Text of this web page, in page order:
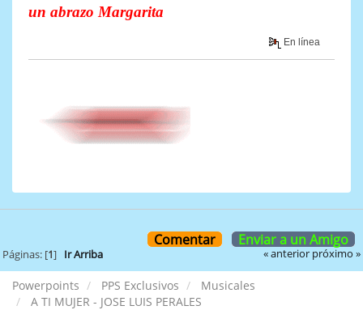
un abrazo Margarita
En línea
Comentar Enviar a un Amigo
Páginas: [1] Ir Arriba « anterior próximo »
Powerpoints PPS Exclusivos
Musicales
A TI MUJER - JOSE LUIS PERALES